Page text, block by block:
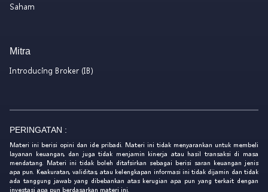
Saham
Mitra
Introducing Broker (IB)
PERINGATAN :
Materi ini berisi opini dan ide pribadi. Materi ini tidak menyarankan untuk membeli
layanan keuangan, dan juga tidak menjamin kinerja atau hasil transaksi di masa
mendatang. Materi ini tidak boleh ditafsirkan sebagai berisi saran keuangan jenis
apa pun. Keakuratan, validitas, atau kelengkapan informasi ini tidak dijamin dan tidak
ada tanggung jawab yang dibebankan atas kerugian apa pun yang terkait dengan
investasi apa pun berdasarkan materi ini.